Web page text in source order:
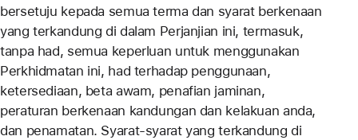
bersetuju kepada semua terma dan syarat berkenaan
yang terkandung di dalam Perjanjian ini, termasuk,
tanpa had, semua keperluan untuk menggunakan
Perkhidmatan ini, had terhadap penggunaan,
ketersediaan, beta awam, penafian jaminan,
peraturan berkenaan kandungan dan kelakuan anda,
dan penamatan. Syarat-syarat yang terkandung di